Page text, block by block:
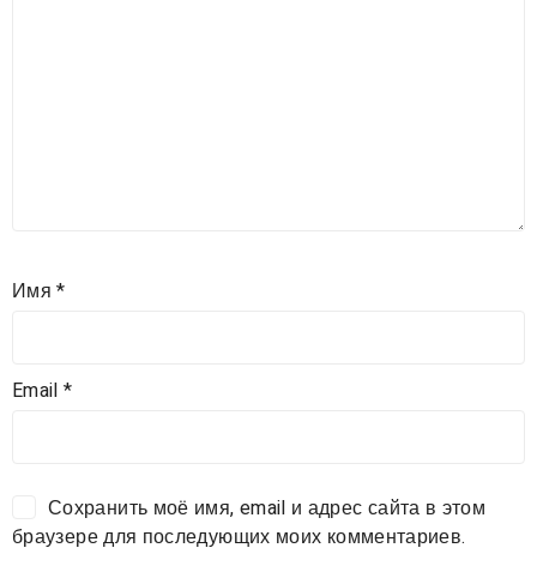
Имя*
Email*
Сохранить моё имя, email и адрес сайта в этом
браузере для последующих моих комментариев.